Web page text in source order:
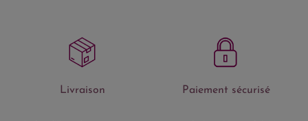
Livraison Paiement sécurisé